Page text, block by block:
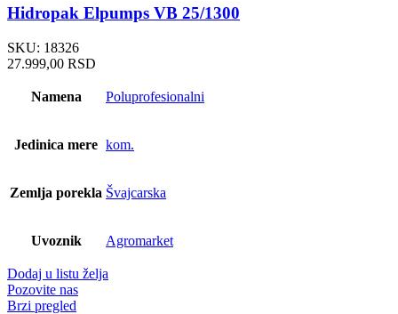
Hidropak Elpumps VB 25/1300
SKU: 18326
27.999,00 RSD
Namena Poluprofesionalni
Jedinica mere kom.
Zemlja porekla Švajcarska
Uvoznik Agromarket
Dodaj u listu želja
Pozovite nas
Brzi pregled